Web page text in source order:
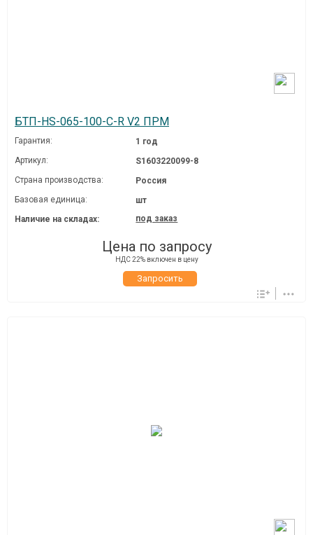
БТП-HS-065-100-C-R V2 ПРМ
Гарантия:
1 год
Артикул:
S1603220099-8
Страна производства:
Россия
Базовая единица:
шт
Наличие на складах:
под заказ
Цена по запросу
НДС 22% включен в цену
Запросить